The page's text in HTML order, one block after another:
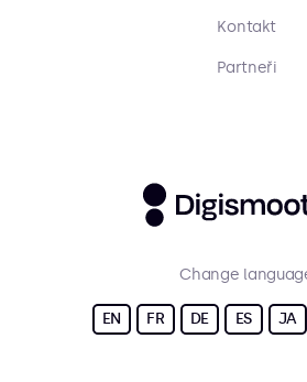
Kontakt
Partneři
Change
EN FR DE ES JA